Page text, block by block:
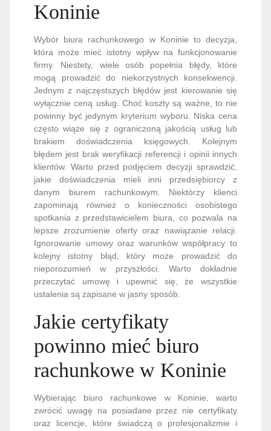
Koninie
Wybór biura rachunkowego w Koninie to decyzja,
która może mieć istotny wpływ na funkcjonowanie
firmy. Niestety, wiele osób popełnia błędy, które
mogą prowadzić do niekorzystnych konsekwencji.
Jednym z najczęstszych błędów jest kierowanie się
wyłącznie ceną usług. Choć koszty są ważne, to nie
powinny być jedynym kryterium wyboru. Niska cena
często wiąże się z ograniczoną jakością usług lub
brakiem doświadczenia księgowych. Kolejnym
błędem jest brak weryfikacji referencji i opinii innych
klientów. Warto przed podjęciem decyzji sprawdzić,
jakie doświadczenia mieli inni przedsiębiorcy z
danym biurem rachunkowym. Niektórzy klienci
zapominają również o konieczności osobistego
spotkania z przedstawicielem biura, co pozwala na
lepsze zrozumienie oferty oraz nawiązanie relacji.
Ignorowanie umowy oraz warunków współpracy to
kolejny istotny błąd, który może prowadzić do
nieporozumień w przyszłości. Warto dokładnie
przeczytać umowę i upewnić się, że wszystkie
ustalenia są zapisane w jasny sposób.
Jakie certyfikaty
powinno mieć biuro
rachunkowe w Koninie
Wybierając biuro rachunkowe w Koninie, warto
zwrócić uwagę na posiadane przez nie certyfikaty
oraz licencje, które świadczą o profesjonalizmie i